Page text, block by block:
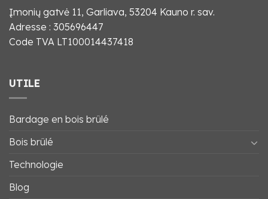
Įmonių gatvė 11, Garliava, 53204 Kauno r. sav.
Adresse : 305696447
Code TVA LT100014437418
UTILE
Bardage en bois brûlé
Bois brûlé
Technologie
Blog